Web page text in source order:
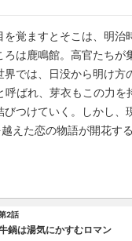
覚ますとそこは、明治
は鹿鳴館。高官たちが
では、日没から明け方
ばれ、芽衣もこの力を
つけていく。しかし、
越えた恋の物語が開花
2話
鍋は湯気にかすむロマン